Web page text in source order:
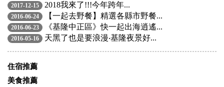
2017-12-15 2018我來了!!!今年跨年...
2016-06-24 【一起去野餐】精選各縣市野餐...
2016-06-23 《基隆中正區》快一起出海逍遙...
2016-05-16 天黑了也是要浪漫‧基隆夜景好...
住宿推薦
美食推薦